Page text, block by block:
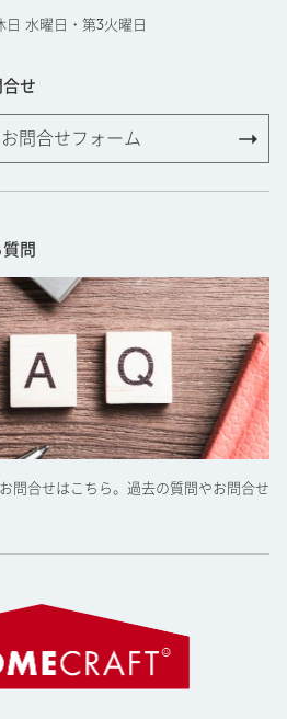
水曜日・第3火曜日
せ
問合せフォーム
問
問合せはこちら。過去の質問やお問合せ